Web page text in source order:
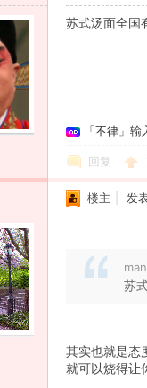
苏式汤面全国
「不律」
回复
楼主 发
苏
其实也就是态
就可以烧得让